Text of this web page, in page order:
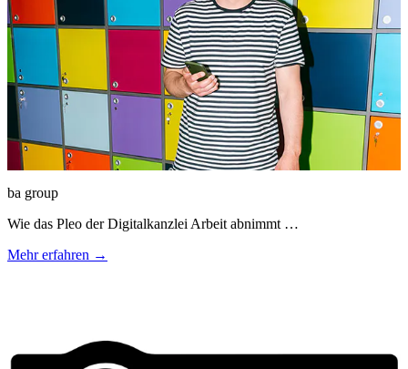
ba group
Wie das Pleo der Digitalkanzlei Arbeit abnimmt …
Mehr erfahren →